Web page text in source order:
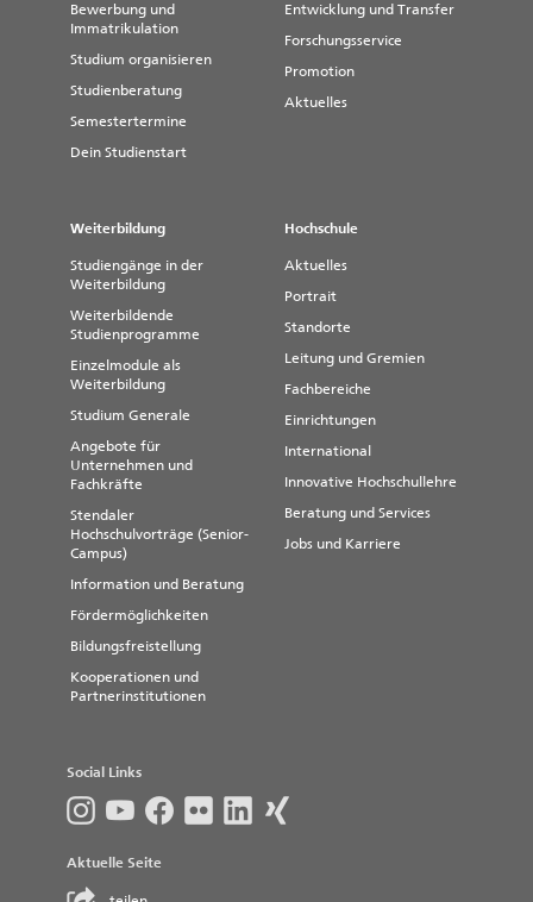
Bewerbung und
Immatrikulation
Studium organisieren
Studienberatung
Semestertermine
Dein Studienstart
Entwicklung und Transfer
Forschungsservice
Promotion
Aktuelles
Weiterbildung
Studiengänge in der
Weiterbildung
Weiterbildende
Studienprogramme
Einzelmodule als
Weiterbildung
Studium Generale
Angebote für
Unternehmen und
Fachkräfte
Stendaler
Hochschulvorträge (Senior-
Campus)
Information und Beratung
Fördermöglichkeiten
Bildungsfreistellung
Kooperationen und
Partnerinstitutionen
Hochschule
Aktuelles
Portrait
Standorte
Leitung und Gremien
Fachbereiche
Einrichtungen
International
Innovative Hochschullehre
Beratung und Services
Jobs und Karriere
Social Links
Aktuelle Seite